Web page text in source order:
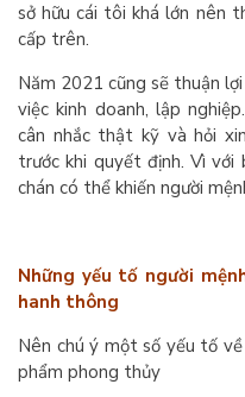
sở hữu cái tôi khá lớn nên
cấp trên.
Năm 2021 cũng sẽ thuận
việc kinh doanh, lập
cân nhắc thật kỹ và hỏi
trước khi quyết định. Vì với
chán có thể khiến người
Những yếu tố người
hanh thông
Nên chú ý một số yếu tố
phẩm phong thủy